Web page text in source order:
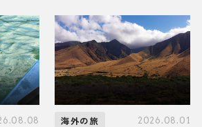
8月8日放送
海外の旅 2026.08.01